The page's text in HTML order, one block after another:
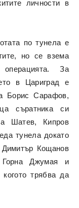
личности в
по тунела е
но се взема
За
в Цариград е
Борис Сарафов,
съратника си
Шатев, Кипров
тунела докато
Димитър Кощанов
Джумая и
трябва да